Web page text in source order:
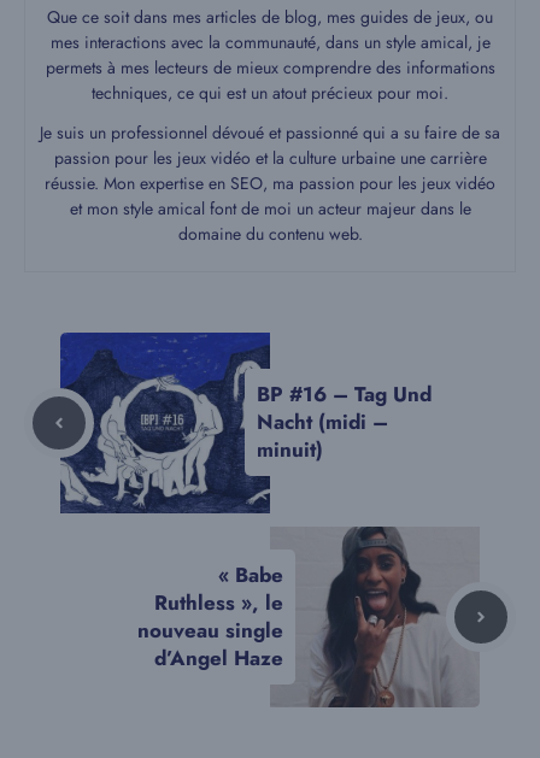
Que ce soit dans mes articles de blog, mes guides de jeux, ou
mes interactions avec la communauté, dans un style amical, je
permets à mes lecteurs de mieux comprendre des informations
techniques, ce qui est un atout précieux pour moi.
Je suis un professionnel dévoué et passionné qui a su faire de sa
passion pour les jeux vidéo et la culture urbaine une carrière
réussie. Mon expertise en SEO, ma passion pour les jeux vidéo
et mon style amical font de moi un acteur majeur dans le
domaine du contenu web.
BP #16 – Tag Und
Nacht (midi –
minuit)
« Babe
Ruthless », le
nouveau single
d’Angel Haze